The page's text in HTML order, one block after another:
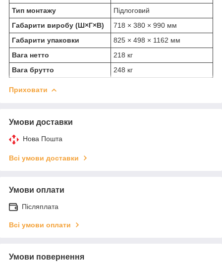
Тип монтажу
Підлоговий
Габарити виробу (Ш×Г×В)
718 × 380 × 990 мм
Габарити упаковки
825 × 498 × 1162 мм
Вага нетто
218 кг
Вага брутто
248 кг
Приховати
Умови доставки
Нова Пошта
Всі умови доставки
Умови оплати
Післяплата
Всі умови оплати
Умови повернення